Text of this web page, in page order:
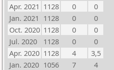
Apr. 2021 1128 0
0
Jan. 2021 1128 0
0
Oct. 2020 1128 0
0
Jul. 2020
1128 0
0
Apr. 2020 1128 4
3,5
Jan. 2020 1056 7
4